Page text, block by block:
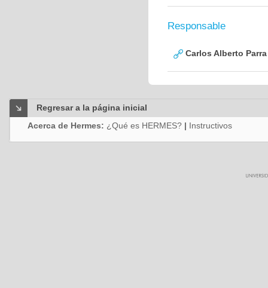
Responsable
Carlos Alberto
Regresar a la página inicial
Acerca de Hermes: ¿Qué es HERMES? | Instructivos